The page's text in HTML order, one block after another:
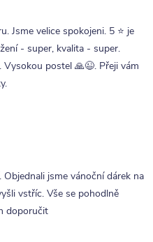
Jsme velice spokojeni. 5 ⭐ je
- super, kvalita - super.
Vysokou postel 🙏😉. Přeji vám
jsme vánoční dárek na
vstříc. Vše se pohodlně
doporučit